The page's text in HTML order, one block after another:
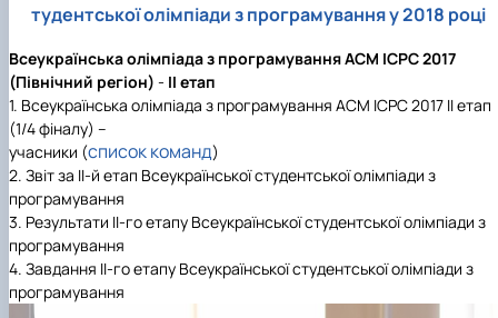
тудентської олімпіадиз програмування у 2018 році
Всеукраїнська олімпіада з програмування ACM ICPC2017
(Північний регіон) - ІІ етап
1. Всеукраїнська олімпіада з програмування ACM ICPC 2017 ІІ етап
(1/4 фіналу) –
учасники (список команд)
2. Звіт за ІІ-й етап Всеукраїнської студентської олімпіади з
програмування
3. Результати ІІ-го етапу Всеукраїнської студентської олімпіади з
програмування
4. Завдання ІІ-го етапу Всеукраїнської студентської олімпіади з
програмування